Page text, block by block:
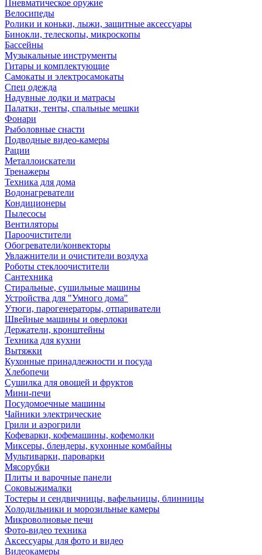
Пневматическое оружие
Велосипеды
Ролики и коньки, лыжи, защитные аксессуары
Бинокли, телескопы, микроскопы
Бассейны
Музыкальные инструменты
Гитары и комплектующие
Самокаты и электросамокаты
Спец одежда
Надувные лодки и матрасы
Палатки, тенты, спальные мешки
Фонари
Рыболовные снасти
Подводные видео-камеры
Рации
Металлоискатели
Тренажеры
Техника для дома
Водонагреватели
Кондиционеры
Пылесосы
Вентиляторы
Пароочистители
Обогреватели/конвекторы
Увлажнители и очистители воздуха
Роботы стеклоочистители
Сантехника
Стиральные, сушильные машины
Устройства для "Умного дома"
Утюги, парогенераторы, отпариватели
Швейные машины и оверлоки
Держатели, кронштейны
Техника для кухни
Вытяжки
Кухонные принадлежности и посуда
Хлебопечи
Сушилка для овощей и фруктов
Мини-печи
Посудомоечные машины
Чайники электрические
Грили и аэрогрили
Кофеварки, кофемашины, кофемолки
Миксеры, блендеры, кухонные комбайны
Мультиварки, пароварки
Мясорубки
Плиты и варочные панели
Соковыжималки
Тостеры и сендвичницы, вафельницы, блинницы
Холодильники и морозильные камеры
Микроволновые печи
Фото-видео техника
Аксессуары для фото и видео
Видеокамеры